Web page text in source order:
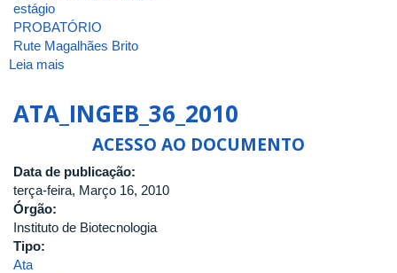
estágio
PROBATÓRIO
Rute Magalhães Brito
Leia mais
QUINQUAGÉSIMA
PRIMEIRA
DO
CONSELHO
INSTITUTO
ATA_INGEB_36_2010
ACESSO AO DOCUMENTO
Data de publicação:
terça-feira, Março 16, 2010
Órgão:
Instituto de Biotecnologia
Tipo:
Ata